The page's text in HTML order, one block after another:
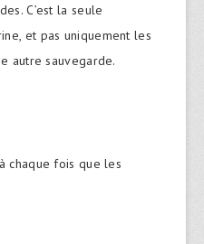
C’est la seule
et pas uniquement les
autre sauvegarde.
chaque fois que les